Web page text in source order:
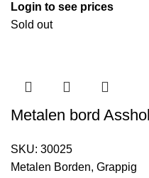
Login to see prices
Sold out
Metalen bord
SKU: 30025
Metalen Borden, Grappig